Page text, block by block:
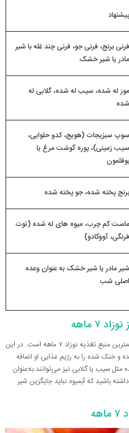
پیشنهاد
فرنی برنج، فرنی جو، فرنی چند غله با شیر
مادر یا شیر خشک
موز له شده، سیب له شده، گلابی له
شده
سوپ سبزیجات (هویج، کدو حلوایی،
سیب زمینی)، پوره گوشت مرغ یا
بوقلمون
برنج پخته شده، جو پخته شده
ماست کم چرب، میوه های له شده (توت
فرنگی، آووکادو)
شیر مادر یا شیر خشک به عنوان وعده
اصلی شب
۷ ماهه
شیر مادر یا شیر خشک همچنان مهمترین منبع تغذیه نوزاد ۷ ماهه است. در این
و خنک شده را به رژیم غذایی او اضافه
سیب یا گلابی نیز می‌توانند به‌عنوان
باشید که آبمیوه نباید جایگزین شیر